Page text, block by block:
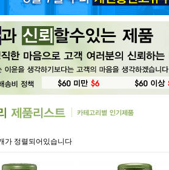
가 정렬되어있습니다